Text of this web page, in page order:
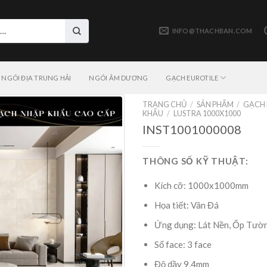
INFO@THACHBAN.COM
NGÓI ĐỊA TRUNG HẢI NGÓI ÂM DƯƠNG GẠCH EUROTILE
TRANG CHỦ / SẢN PHẨM / GẠCH
KHẨU / LUSTRA 1000X1000
INST1001000008
THÔNG SỐ KỸ THUẬT:
Kích cỡ: 1000x1000mm
Họa tiết: Vân Đá
Ứng dụng: Lát Nền, Ốp
Số face: 3 face
Độ dầy 9,4mm